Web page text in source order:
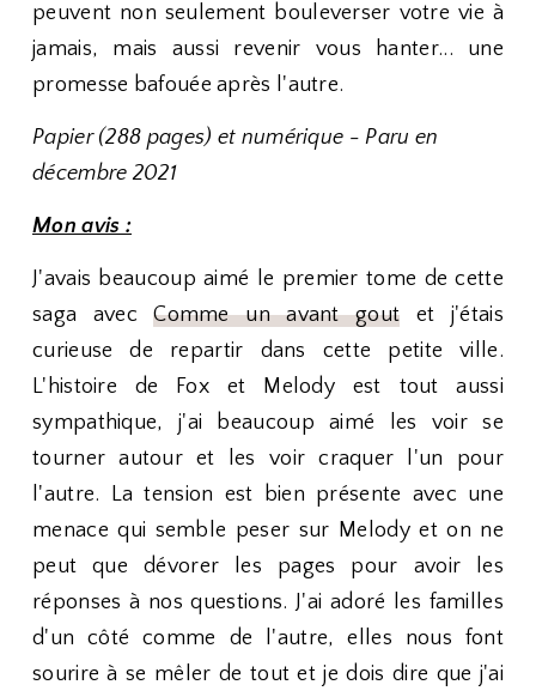
peuvent non seulement bouleverser votre vie à
jamais, mais aussi revenir vous hanter... une
promesse bafouée après l'autre.
Papier (288 pages) et numérique - Paru en
décembre 2021
Mon avis :
J'avais beaucoup aimé le premier tome de cette
saga avecComme un avant gout et j'étais
curieuse de repartir dans cette petite ville.
L'histoire de Fox et Melody est tout aussi
sympathique, j'ai beaucoup aimé les voir se
tourner autour et les voir craquer l'un pour
l'autre. La tension est bien présente avec une
menace qui semble peser sur Melody et on ne
peut que dévorer les pages pour avoir les
réponses à nos questions. J'ai adoré les familles
d'un côté comme de l'autre, elles nous font
sourire à se mêler de tout et je dois dire que j'ai